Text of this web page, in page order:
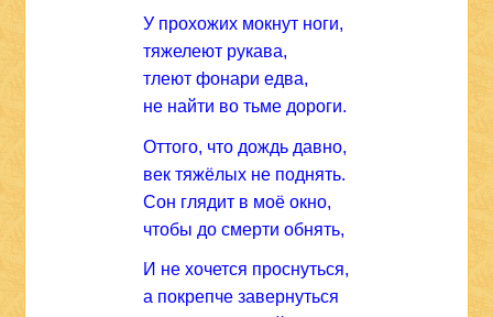
У прохожих мокнут ноги,
тяжелеют рукава,
тлеют фонари едва,
не найти во тьме дороги.
Оттого, что дождь давно,
век тяжёлых не поднять.
Сон глядит в моё окно,
чтобы до смерти обнять,
И не хочется проснуться,
а покрепче завернуться